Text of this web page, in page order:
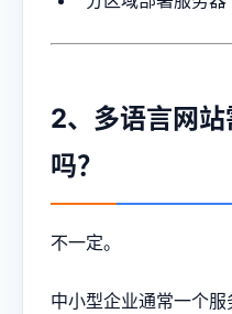
2、多语言网
吗？
不一定。
中小型企业通常一个服